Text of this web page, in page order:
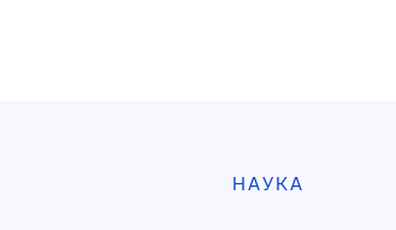
НАУКА